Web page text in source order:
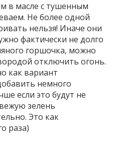
в масле с тушенным
Не более одной
нельзя! Иначе они
фактически не долго
горшочка, можно
отключить огонь.
как вариант
немного
если это будут не
зелень
Это как
раза)